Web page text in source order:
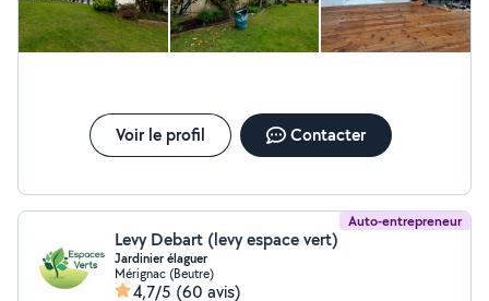
votre disposition pour tout renseignements et/ou
questions Au plaisir d'échanger avec vous
Voir le profil Contacter
Auto-entrepreneur
Levy Debart (levy espace vert)
Jardinier élaguer
Mérignac (Beutre)
4,7/5 (60 avis)